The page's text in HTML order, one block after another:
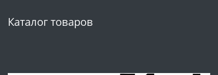
Каталог товаров